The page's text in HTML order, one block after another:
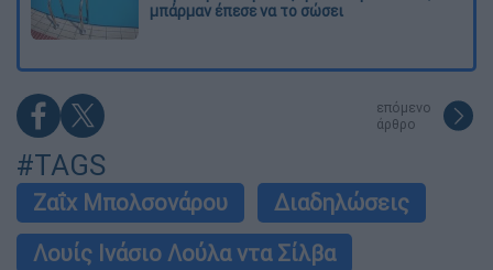
μπάρμαν έπεσε να το σώσει
επόμενο
άρθρο
#TAGS
Ζαΐχ Μπολσονάρου
Διαδηλώσεις
Λουίς Ινάσιο Λούλα ντα Σίλβα